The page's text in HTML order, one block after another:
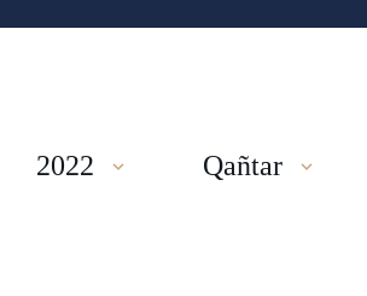
2022 Qañtar